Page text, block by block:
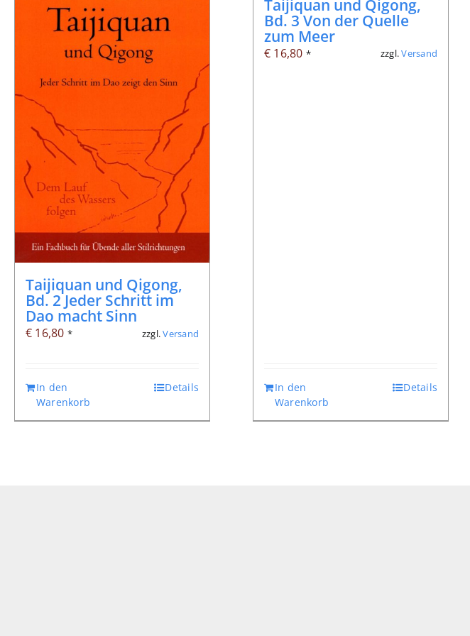
Taijiquan und Qigong,
Bd. 2 Jeder Schritt im
Dao macht Sinn
€ 16,80 * zzgl.Versand
In den
Warenkorb
Details
Taijiquan und Qigong,
Bd. 3 Von der Quelle
zum Meer
€ 16,80 * zzgl.Versand
In den
Warenkorb
Details